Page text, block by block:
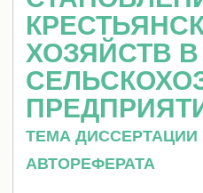
ХОЗЯЙСТВ
ТЕМА
АВТОРЕФЕРАТА